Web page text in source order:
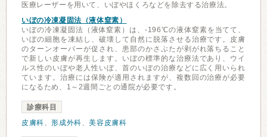
医療レーザーを用いて、いぼやほくろなどを除去する治療法。
いぼの冷凍凝固法（液体窒素）
いぼの冷凍凝固法（液体窒素）は、-196℃の液体窒素を当てて、
いぼの細胞を凍結し、破壊して自然に脱落させる治療です。皮膚
のターンオーバーが促され、患部のかさぶたが剥がれ落ちること
で新しい皮膚が再生します。いぼの標準的な治療法であり、ウイ
ルス性のいぼや老人性いぼ、首のいぼの治療などに広く用いられ
ています。治療には保険が適用されますが、複数回の治療が必要
になるため、1～2週間ごとの通院が必要です。
診療科目
皮膚科、形成外科、美容皮膚科